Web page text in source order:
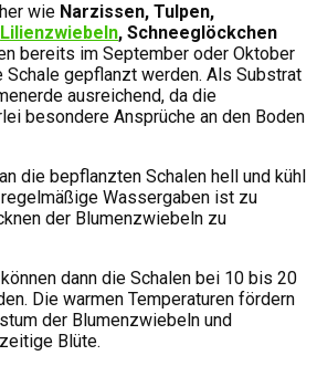
wie Narzissen, Tulpen,
Lilienzwiebeln, Schneeglöckchen
bereits im September oder Oktober
Schale gepflanzt werden. Als Substrat
ausreichend, da die
besondere Ansprüche an den Boden
die bepflanzten Schalen hell und kühl
Wassergaben ist zu
der Blumenzwiebeln zu
dann die Schalen bei 10 bis 20
Die warmen Temperaturen fördern
der Blumenzwiebeln und
Blüte.